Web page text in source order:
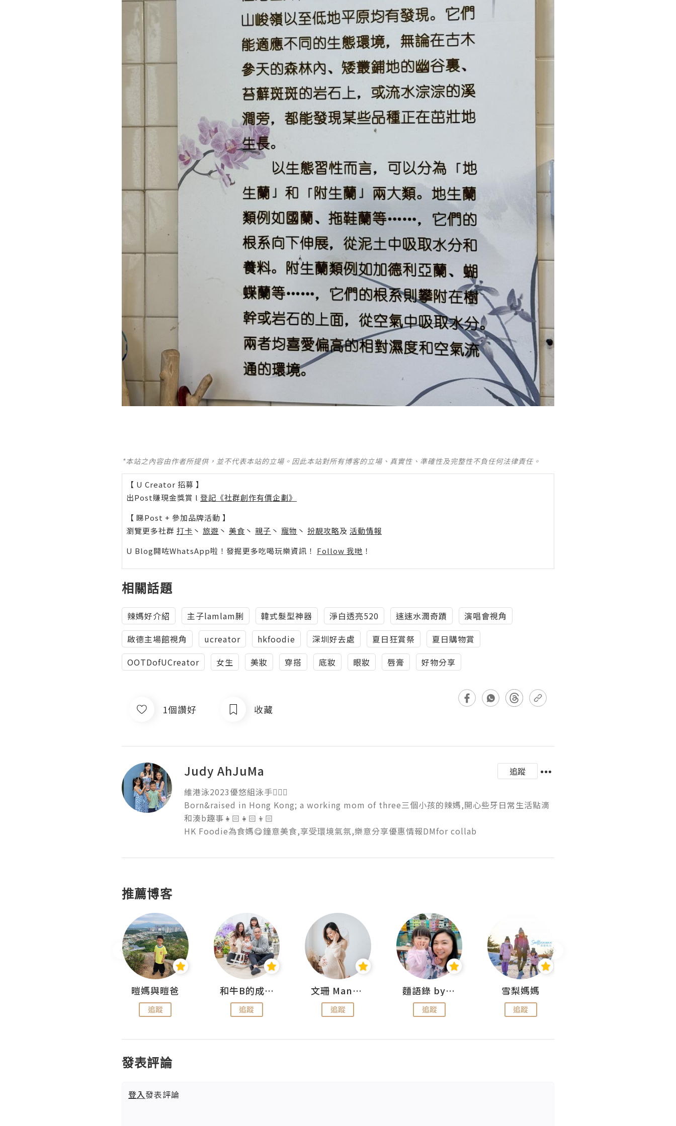
*本站之內容由作者所提供，並不代表本站的立場。因此本站對所有博客的立場、真實性、準確性及完整性不負任何法律責任。
【 U Creator 招募 】
出Post賺現金獎賞 l 登記《社群創作有價企劃》
【 睇Post + 參加品牌活動 】
瀏覽更多社群 打卡 丶 旅遊 丶 美食 丶 親子 丶 寵物 丶 扮靚攻略及 活動情報
U Blog開咗WhatsApp啦！發掘更多吃喝玩樂資訊！ Follow 我哋 ！
相關話題
辣媽好介紹 主子lamlam脷 韓式髮型神器 淨白透亮520 速速水潤奇蹟
演唱會視角
啟德主場館視角
ucreator hkfoodie 深圳好去處 夏日狂賞祭
夏日購物賞
OOTDofUCreator
女生 美妝 穿搭 底妝 眼妝 唇膏 好物分享
1個讚好 收藏
Judy AhJuMa
追蹤
維港泳2023優悠組泳手🏊🏻‍♀️
Born&raised in Hong Kong; a working mom of three三個小孩的辣媽,開心些牙日常生活點滴
和湊b趣事👧🏻👧🏻👦🏻
HK Foodie為食媽😋鐘意美食,享受環境氣氛,樂意分享優惠情報DMfor collab
推薦博客
暟媽與暟爸
追蹤
和牛B的成長日記
追蹤
文珊 ManShan
追蹤
麵語錄 by Aminn
追蹤
雪梨媽媽
追蹤
發表評論
登入發表評論